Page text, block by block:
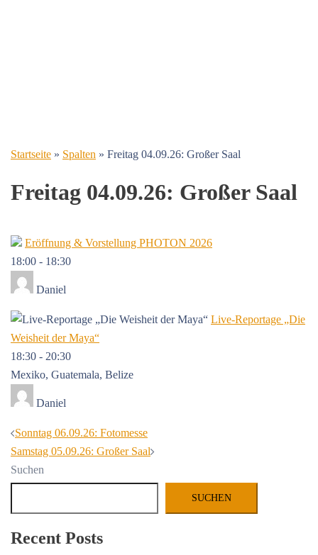
Startseite » Spalten » Freitag 04.09.26: Großer Saal
Freitag 04.09.26: Großer Saal
Eröffnung & Vorstellung PHOTON 2026
18:00 - 18:30
Daniel
Live-Reportage „Die
Weisheit der Maya“
18:30 - 20:30
Mexiko, Guatemala, Belize
Daniel
Beitrags-
Navigation
Sonntag 06.09.26: Fotomesse
Samstag 05.09.26: Großer Saal
Suchen
SUCHEN
Recent Posts